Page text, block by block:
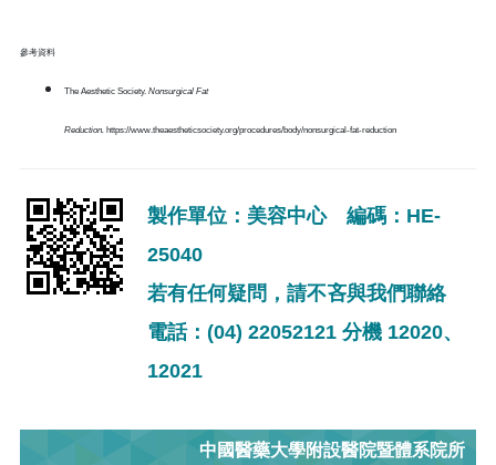
參考資料
The Aesthetic Society. Nonsurgical Fat
Reduction. https://www.theaestheticsociety.org/procedures/body/nonsurgical-fat-reduction
製作單位：美容中心 編碼：HE-
25040
若有任何疑問，請不吝與我們聯絡
電話：(04) 22052121 分機 12020、
12021
中國醫藥大學附設醫院暨體系院所